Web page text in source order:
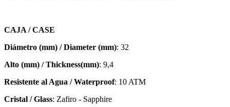
CAJA / CASE
Diámetro (mm) / Diameter (mm): 32
Alto (mm) / Thickness(mm): 9,4
Resistente al Agua / Waterproof: 10 ATM
Cristal / Glass: Zafiro - Sapphire